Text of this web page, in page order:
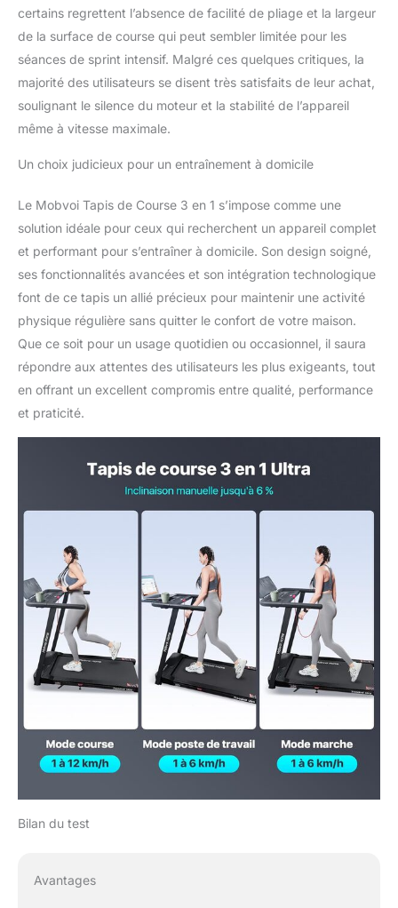
émettant des niveaux de
bruit inférieurs à 60 dB.
Profitez d'un
environnement
d'entraînement serein,
sans être dérangé par le
grâce. Le moteur de
mode deux en un
garantit la stabilité et une
perturbation minimale,
vous permettant de vous
entraîner n'importe où.
Tapis de course à 5
couches absorbant les
course est doté d'une
bande de course durable
à cinq couches pour un
surface antidérapante et
résistante à l'eau offre
stabilité et sécurité. La
protéger vos
articulations et offrir
confort et sécurité. Avec
une capacité de poids
maximale de 120 kg, il
offre stabilité et sécurité
aux utilisateurs de
différentes tailles.
certains regrettent l’absence de facilité de pliage et la largeur
de la surface de course qui peut sembler limitée pour les
séances de sprint intensif. Malgré ces quelques critiques, la
majorité des utilisateurs se disent très satisfaits de leur achat,
soulignant le silence du moteur et la stabilité de l’appareil
même à vitesse maximale.
Un choix judicieux pour un entraînement à domicile
Le Mobvoi Tapis de Course 3 en 1 s’impose comme une
solution idéale pour ceux qui recherchent un appareil complet
et performant pour s’entraîner à domicile. Son design soigné,
ses fonctionnalités avancées et son intégration technologique
font de ce tapis un allié précieux pour maintenir une activité
physique régulière sans quitter le confort de votre maison.
Que ce soit pour un usage quotidien ou occasionnel, il saura
répondre aux attentes des utilisateurs les plus exigeants, tout
en offrant un excellent compromis entre qualité, performance
et praticité.
Bilan du test
Avantages